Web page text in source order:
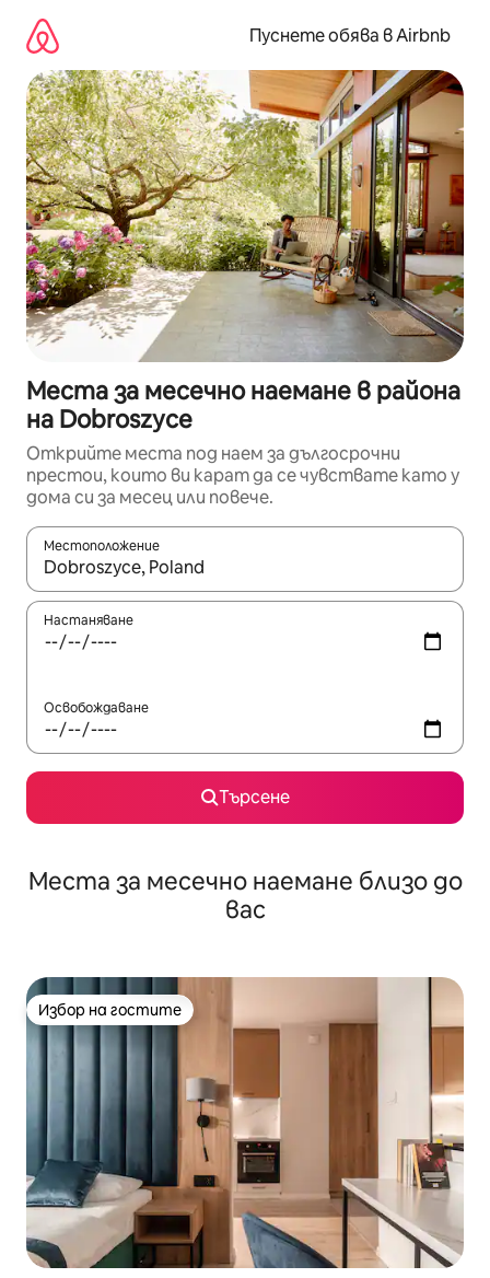
съдържанието
Пуснете обява в Airbnb
Места за месечно наемане в района
на Dobroszyce
Открийте места под наем за дългосрочни
престои, които ви карат да се чувствате като у
дома си за месец или повече.
Местоположение
Когато резултатите се покажат, използвайте
Настаняване
Освобождаване
Търсене
Места за месечно наемане близо до
вас
Избор на гостите
Избор на гостите